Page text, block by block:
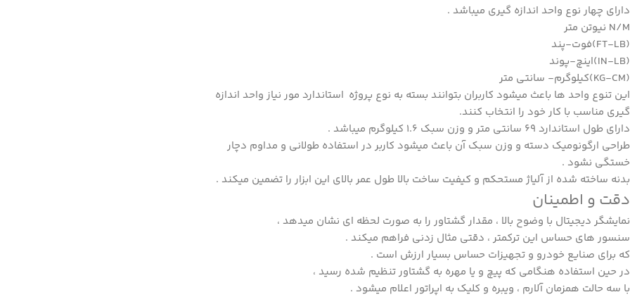
دارای چهار نوع واحد اندازه گیری میباشد .
N/M نیوتن متر
(FT-LB)فوت-پند
(IN-LB)اینچ-پوند
(KG-CM)کیلوگرم- سانتی متر
این تنوع واحد ها باعث میشود کاربران بتوانند بسته به نوع پروژه استاندارد مور نیاز واحد اندازه
گیری مناسب با کار خود را انتخاب کنند.
دارای طول استاندارد 69 سانتی متر و وزن سبک 1.6 کیلوگرم میباشد .
طراحی ارگونومیک دسته و وزن سبک آن باعث میشود کاربر در استفاده طولانی و مداوم دچار
خستگی نشود .
بدنه ساخته شده از آلیاژ مستحکم و کیفیت ساخت بالا طول عمر بالای این ابزار را تضمین میکند .
دقت و اطمینان
نمایشگر دیجیتال با وضوح بالا ، مقدار گشتاور را به صورت لحظه ای نشان میدهد ،
سنسور های حساس این ترکمتر ، دقتی مثال زدنی فراهم میکند .
که برای صنایع خودرو و تجهیزات حساس بسیار ارزش است .
در حین استفاده هنگامی که پیچ و یا مهره به گشتاور تنظیم شده رسید ،
با سه حالت همزمان آلارم ، ویبره و کلیک به اپراتور اعلام میشود .